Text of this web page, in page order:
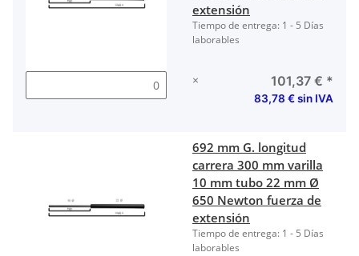
extensión
Tiempo de entrega: 1 - 5 Días
laborables
× 101,37 € *
83,78 € sin IVA
692 mm G. longitud
carrera 300 mm varilla
10 mm tubo 22 mm Ø
650 Newton fuerza de
extensión
Tiempo de entrega: 1 - 5 Días
laborables